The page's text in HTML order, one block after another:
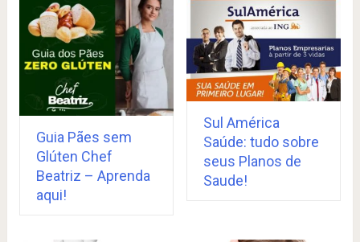
Guia Pães sem
Glúten Chef
Beatriz – Aprenda
aqui!
Sul América
Saúde: tudo sobre
seus Planos de
Saude!